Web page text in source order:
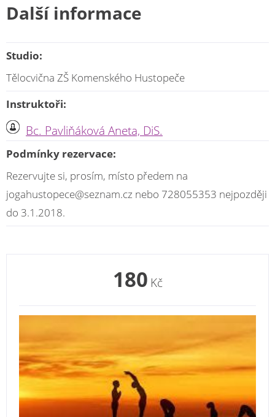
Další informace
Studio:
Tělocvična ZŠ Komenského Hustopeče
Instruktoři:
Bc. Pavliňáková Aneta, DiS.
Podmínky rezervace:
Rezervujte si, prosím, místo předem na
jogahustopece@seznam.cz nebo 728055353 nejpozději
do 3.1.2018.
180 Kč